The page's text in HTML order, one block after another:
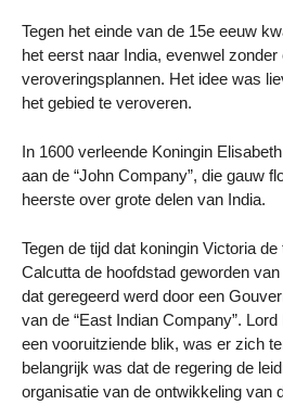
Tegen het einde van de 15e eeuw
het eerst naar India, evenwel zonder
veroveringsplannen. Het idee was
het gebied te veroveren.
In 1600 verleende Koningin
aan de “John Company”, die gauw
heerste over grote delen van India.
Tegen de tijd dat koningin Victoria
Calcutta de hoofdstad geworden
dat geregeerd werd door een
van de “East Indian Company”.
een vooruitziende blik, was er zich
belangrijk was dat de regering de
organisatie van de ontwikkeling van